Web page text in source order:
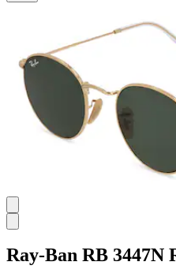
Sternen.
Ray-Ban RB 3447N